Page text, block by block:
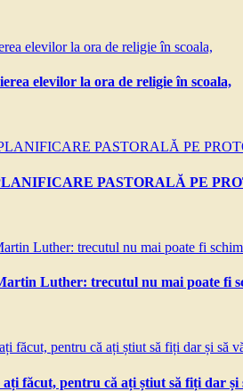
elevilor la ora de religie în scoala,
PASTORALĂ PE
Luther: trecutul nu mai poate fi
făcut, pentru că ați știut să fiți dar